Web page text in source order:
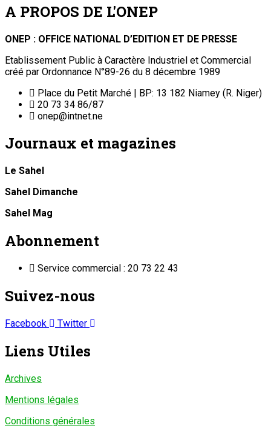
A PROPOS DE L'ONEP
ONEP : OFFICE NATIONAL D’EDITION ET DE PRESSE
Etablissement Public à Caractère Industriel et Commercial
créé par Ordonnance N°89-26 du 8 décembre 1989
Place du Petit Marché | BP: 13 182 Niamey (R. Niger)
20 73 34 86/87
onep@intnet.ne
Journaux et magazines
Le Sahel
Sahel Dimanche
Sahel Mag
Abonnement
Service commercial : 20 73 22 43
Suivez-nous
Facebook Twitter
Liens Utiles
Archives
Mentions légales
Conditions générales